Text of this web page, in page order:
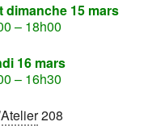
dimanche 15 mars
– 18h00
16 mars
– 16h30
208